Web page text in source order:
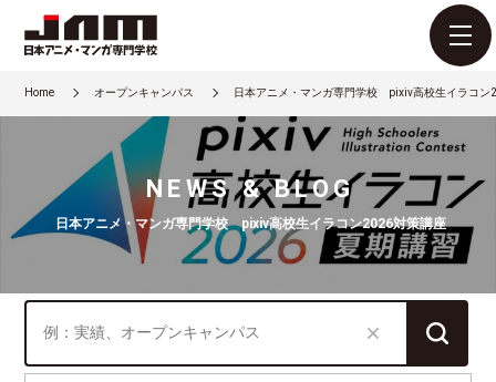
Home オープンキャンパス 日本アニメ・マンガ専門学校 pixiv高校生イラコン
NEWS & BLOG
日本アニメ・マンガ専門学校 pixiv高校生イラコン2026対策講座